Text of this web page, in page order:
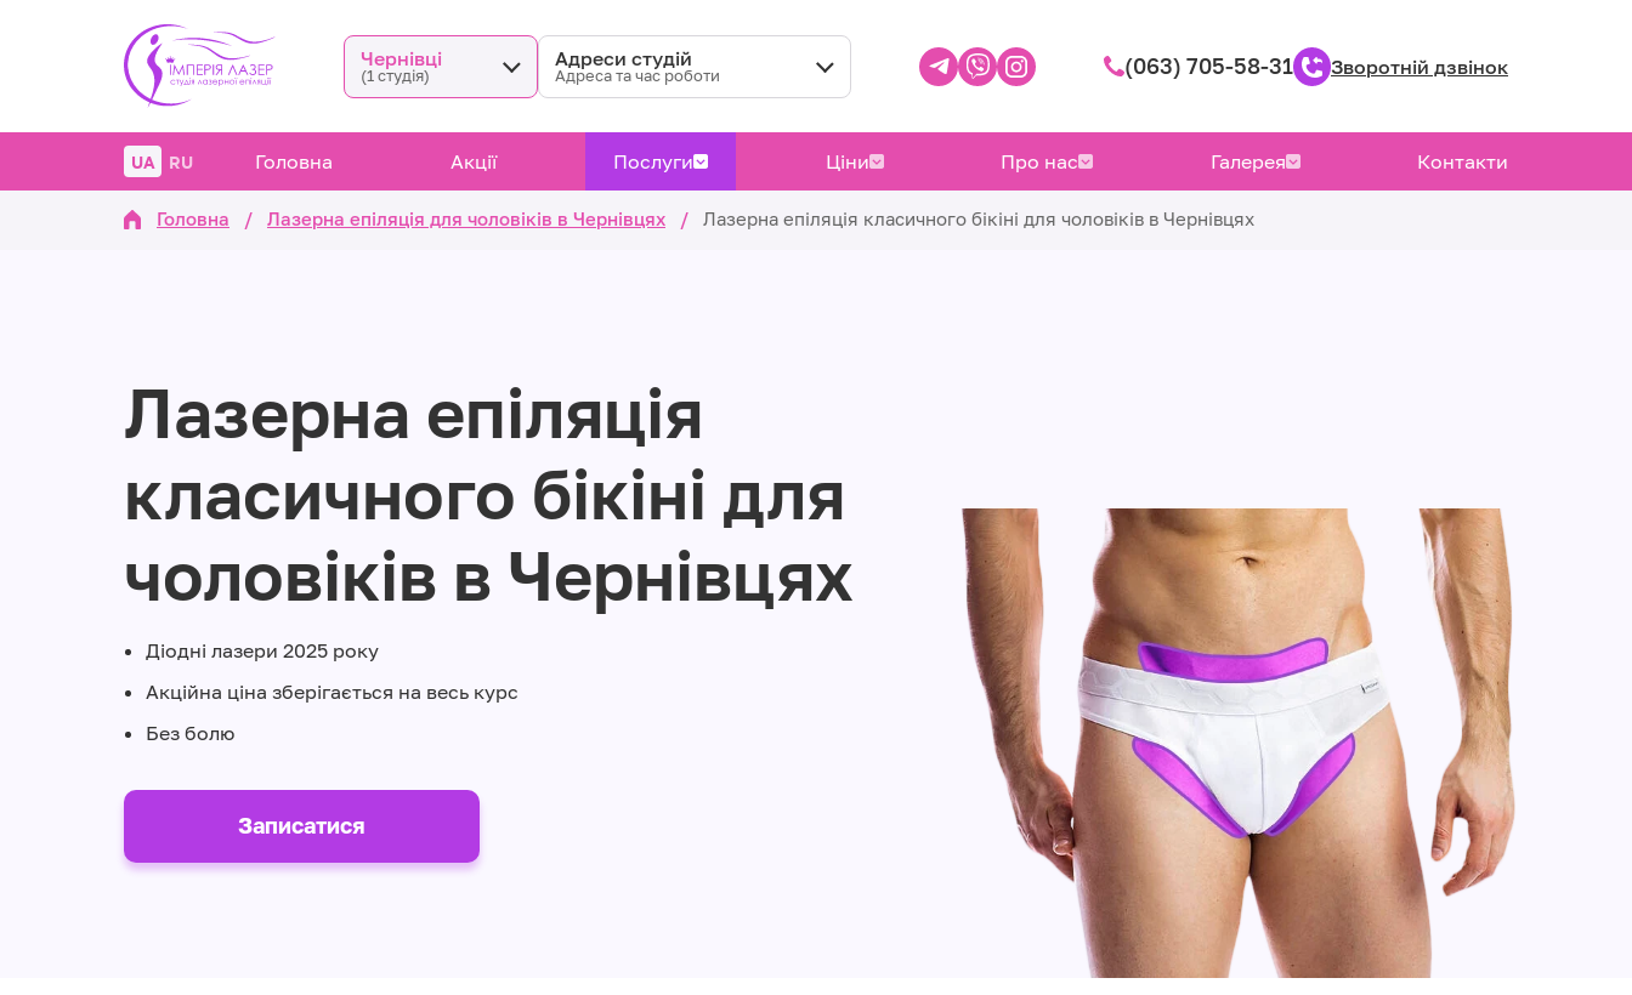
Чернівці
(1 студія)
Адреси студій
Адреса та час роботи (063) 705-58-31 Зворотній дзвінок
UA RU Головна Акції Послуги Ціни Про нас Галерея Контакти
Головна / Лазерна епіляція для чоловіків в Чернівцях / Лазерна епіляція класичного бікіні для чоловіків в Чернівцях
Лазерна епіляція
класичного бікіні для
чоловіків в Чернівцях
Діодні лазери 2025 року
Акційна ціна зберігається на весь курс
Без болю
Записатися